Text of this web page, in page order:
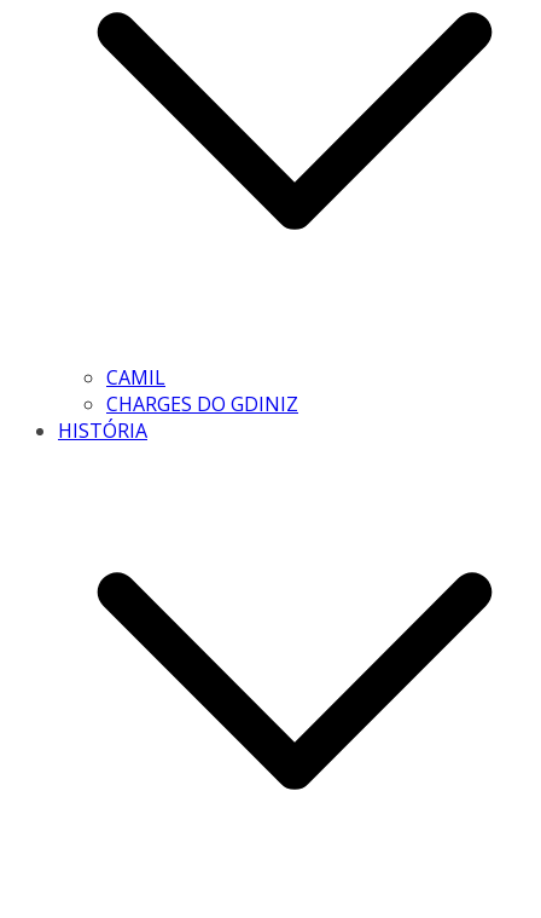
CAMIL
CHARGES DO GDINIZ
HISTÓRIA